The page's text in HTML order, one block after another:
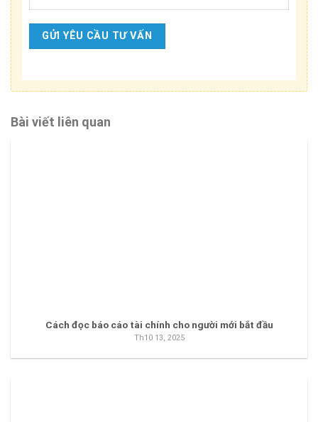
Bài viết liên quan
Cách đọc báo cáo tài chính cho người mới bắt đầu
Th10 13, 2025